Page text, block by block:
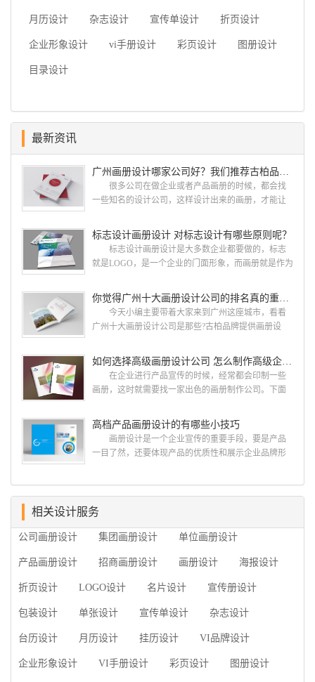
月历设计 杂志设计 宣传单设计 折页设计
企业形象设计 vi手册设计 彩页设计 图册设计
目录设计
最新资讯
很多公司在做企业或者产品画册的时候，都会找
一些知名的设计公司，这样设计出来的画册，才能让
就给大家说说广州画册设计找哪家公司。 广州画
册设计哪家公司好？本地人都会选择古柏品牌设
计 广州古柏品牌设计有限公司成立于2004年，是
由一群专业、独特的IT精英组成的团队。一直以来，
国网络应用的现状和趋势有很深的...
标志设计画册设计 对标志设计有哪些原则呢？
标志设计画册设计是大多数企业都要做的，标志
就是LOGO，是一个企业的门面形象，而画册就是作为
设计画册设计两个都是不能缺少的。标志设计画册设
计 简练、概括、完美!即要成功到几乎找不至更好
的替代方案的程度是我们的目标，其难度比之其它任
何艺术设计都要大得多。因此古柏品牌设计对标志设
用目的、适用范畴并深刻...
今天小编主要带着大家来到广州这座城市，看看
广州十大画册设计公司是那些?古柏品牌提供画册设
计经验,服务过3000多家的广州集团/单位/产品/目录画
册设计/印刷公司。相信不少喜欢设计的小伙伴都会对
今天的内容感兴趣吧! 一、广州的古柏设计 古
柏品牌设计系品牌策划与推广，企业vi形象设计、平面
广的专业...
在企业进行产品宣传的时候，经常都会印制一些
画册，这时就需要找一家出色的画册制作公司。下面
司，怎么制作高级企业画册?高级画册设计公司 如
何选择高级画册设计公司 首先是员工的能力是否
过硬。这包括调研人员观察捕捉信息、与企业顺利沟
通进而获取重要信息的能力;摄影人员拍摄出真实有效
练掌握制作软件，深谙画册设...
高档产品画册设计的有哪些小技巧
画册设计是一个企业宣传的重要手段，要是产品
一目了然，还要体现产品的优质性和展示企业品牌形
产品画册设计要注重企业文化，引起客户关注 现
在企业都在使用产品画册来进行市场宣传，高档产品
个成功的高档产品画册设计，能够将一个公司的企业
相关设计服务
公司画册设计 集团画册设计 单位画册设计
产品画册设计 招商画册设计 画册设计 海报设计
折页设计 LOGO设计 名片设计 宣传册设计
包装设计 单张设计 宣传单设计 杂志设计
台历设计 月历设计 挂历设计 VI品牌设计
企业形象设计 VI手册设计 彩页设计 图册设计